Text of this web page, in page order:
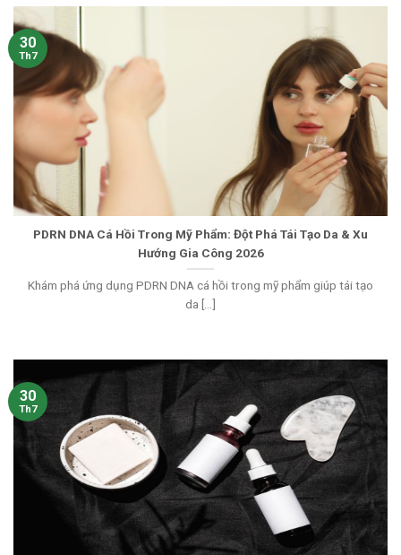
PDRN DNA Cá Hồi Trong Mỹ Phẩm: Đột Phá Tái Tạo Da & Xu
Hướng Gia Công 2026
Khám phá ứng dụng PDRN DNA cá hồi trong mỹ phẩm giúp tái tạo
da [...]
30
Th7
30
Th7